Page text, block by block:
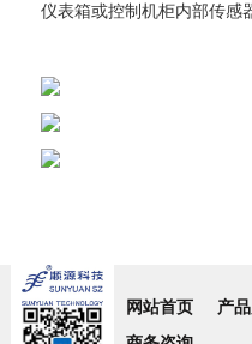
仪表箱或控制机柜内部传感
网站首页 产